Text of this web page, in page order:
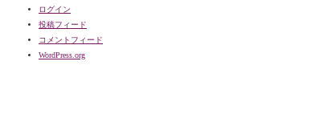
ログイン
投稿フィード
コメントフィード
WordPress.org